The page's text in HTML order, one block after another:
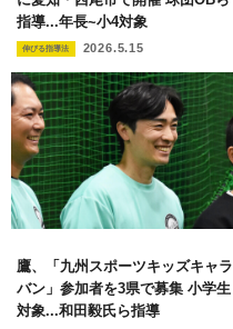
指導...年長~小4対象
伸びる指導法 2026.5.15
鷹、「九州スポーツキッズキャラ
バン」参加者を3県で募集 小学生
対象...和田毅氏ら指導